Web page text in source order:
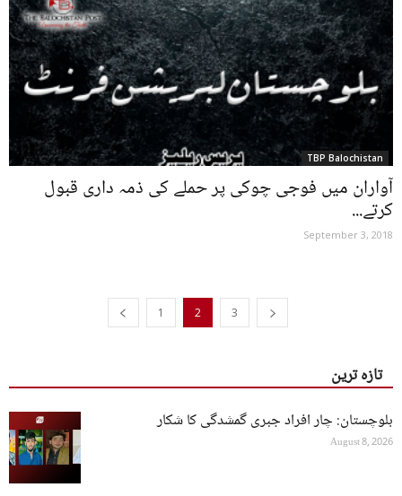
TBP Balochistan
آواران میں فوجی چوکی پر حملے کی ذمہ داری قبول
کرتے...
September 3, 2018
1 2 3
تازہ ترین
بلوچستان: چار افراد جبری گمشدگی کا شکار
August 8, 2026